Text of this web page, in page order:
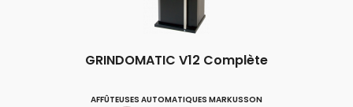
GRINDOMATIC V12 Complète
AFFÛTEUSES AUTOMATIQUES MARKUSSON